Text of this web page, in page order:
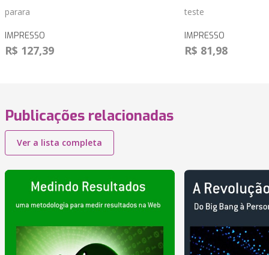
parara
IMPRESSO
R$ 127,39
teste
IMPRESSO
R$ 81,98
Publicações relacionadas
Ver a lista completa